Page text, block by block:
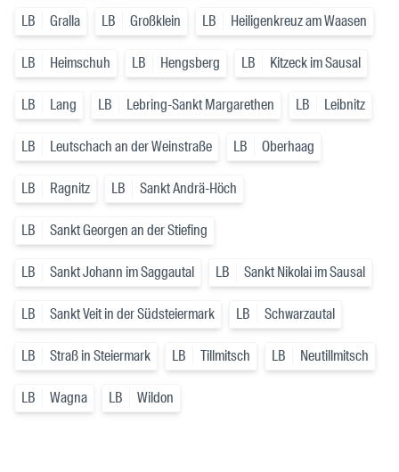
LB Gralla LB Großklein LB Heiligenkreuz am Waasen
LB Heimschuh LB Hengsberg LB Kitzeck im Sausal
LB Lang LB Lebring-Sankt Margarethen LB Leibnitz
LB Leutschach an der Weinstraße LB Oberhaag
LB Ragnitz LB Sankt Andrä-Höch
LB Sankt Georgen an der Stiefing
LB Sankt Johann im Saggautal LB Sankt Nikolai im Sausal
LB Sankt Veit in der Südsteiermark LB Schwarzautal
LB Straß in Steiermark LB Tillmitsch LB Neutillmitsch
LB Wagna LB Wildon